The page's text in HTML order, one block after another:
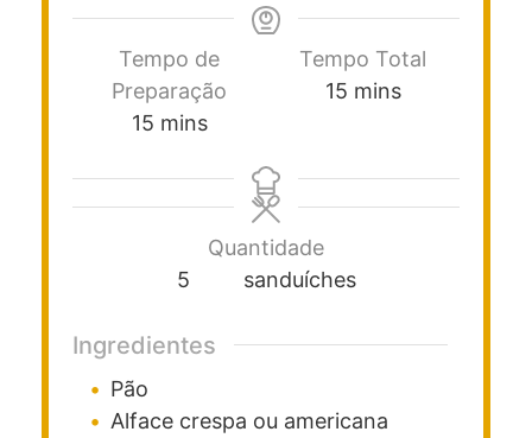
Tempo de
Preparação
15 mins
Tempo Total
15 mins
Quantidade
5
sanduíches
Ingredientes
Pão
Alface crespa ou americana